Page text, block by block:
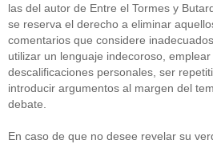
las del autor de Entre el Tormes y
se reserva el derecho a eliminar
comentarios que considere
utilizar un lenguaje indecoroso, emplear
descalificaciones personales, ser
introducir argumentos al margen del
debate.
En caso de que no desee revelar su